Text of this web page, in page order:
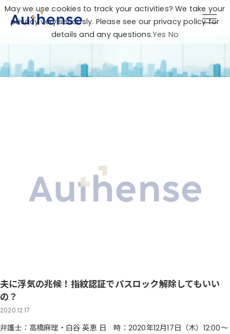
夫に浮気の兆候！指紋認証でパスロック解除してもいい
の？
2020.12.17
弁護士：高橋麻理・白谷 英恵 日 時：2020年12月17日（木）12:00～
May we use cookies to track your activities? We take your
privacy very seriously. Please see our privacy policy for
details and any questions.Yes No